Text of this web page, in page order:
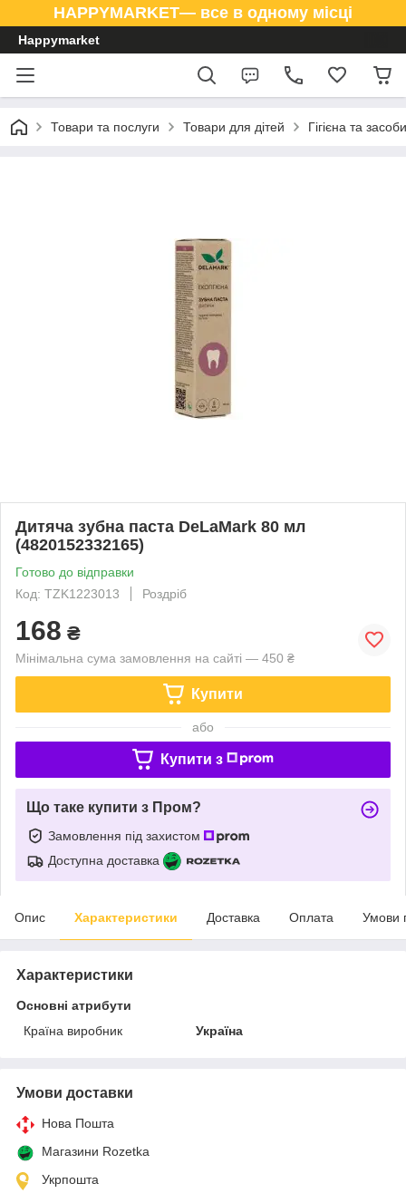
HAPPYMARKET— все в одному місці
Happymarket
Товари та послуги Товари для дітей Гігієна та
Дитяча зубна паста DeLaMark 80 мл
(4820152332165)
Готово до відправки
Код: TZK1223013
Роздріб
168 ₴
Мінімальна сума замовлення на сайті — 450 ₴
Купити
або
Купити з
Що таке купити з Пром?
Замовлення під захистом
Доступна доставка
Опис Характеристики Доставка Оплата Умови
Характеристики
Основні атрибути
Країна виробник
Україна
Умови доставки
Нова Пошта
Магазини Rozetka
Укрпошта